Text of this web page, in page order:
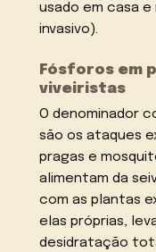
usado em casa
invasivo).
Fósforos em
viveiristas
O denominador
são os ataques
pragas e
alimentam da
com as plantas
elas próprias,
desidratação